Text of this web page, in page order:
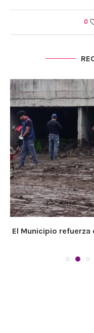
0
El Municipio